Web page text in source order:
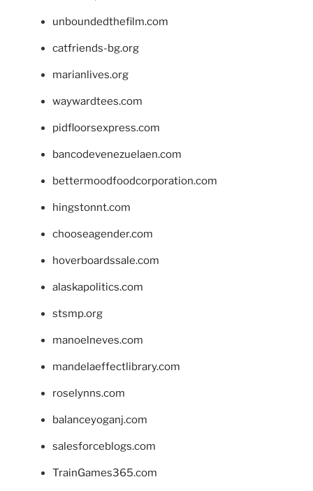
unboundedthefilm.com
catfriends-bg.org
marianlives.org
waywardtees.com
pidfloorsexpress.com
bancodevenezuelaen.com
bettermoodfoodcorporation.com
hingstonnt.com
chooseagender.com
hoverboardssale.com
alaskapolitics.com
stsmp.org
manoelneves.com
mandelaeffectlibrary.com
roselynns.com
balanceyoganj.com
salesforceblogs.com
TrainGames365.com